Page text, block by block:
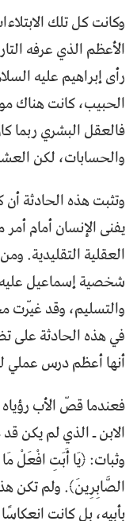
وكانت كل تلك
الأعظم الذي عرفه
رأى إبراهيم عليه
الحبيب، كانت هناك
فالعقل البشري ربما
والحسابات، لكن
وتثبت هذه الحادثة
يفنى الإنسان أمام
العقلية التقليدية.
شخصية إسماعيل عليه
والتسليم، وقد غيّرت
في هذه الحادثة على
أنها أعظم درس عملي
فعندما قصّ الأب
الابن ـ الذي لم يكن
وثبات: ﴿يَا أَبَتِ افْعَلْ
الصَّابِرِينَ﴾. ولم تكن
بأبيه، بل كانت